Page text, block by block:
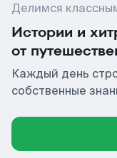
Делимся
Истории и
от
Каждый день
собственные